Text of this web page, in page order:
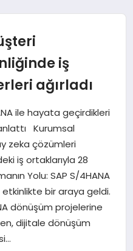
iş
ağırladı
ile hayata geçirdikleri
Kurumsal
zeka çözümleri
iş ortaklarıyla 28
Yolu: SAP S/4HANA
etkinlikte bir araya geldi.
dönüşüm projelerine
dijitale dönüşüm